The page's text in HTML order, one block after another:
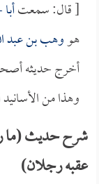
[ قال: سمعت
هووهب بن عبد
أخرج حديثه
وهذا من
شرح حديث (ما
عقبه رجلان)